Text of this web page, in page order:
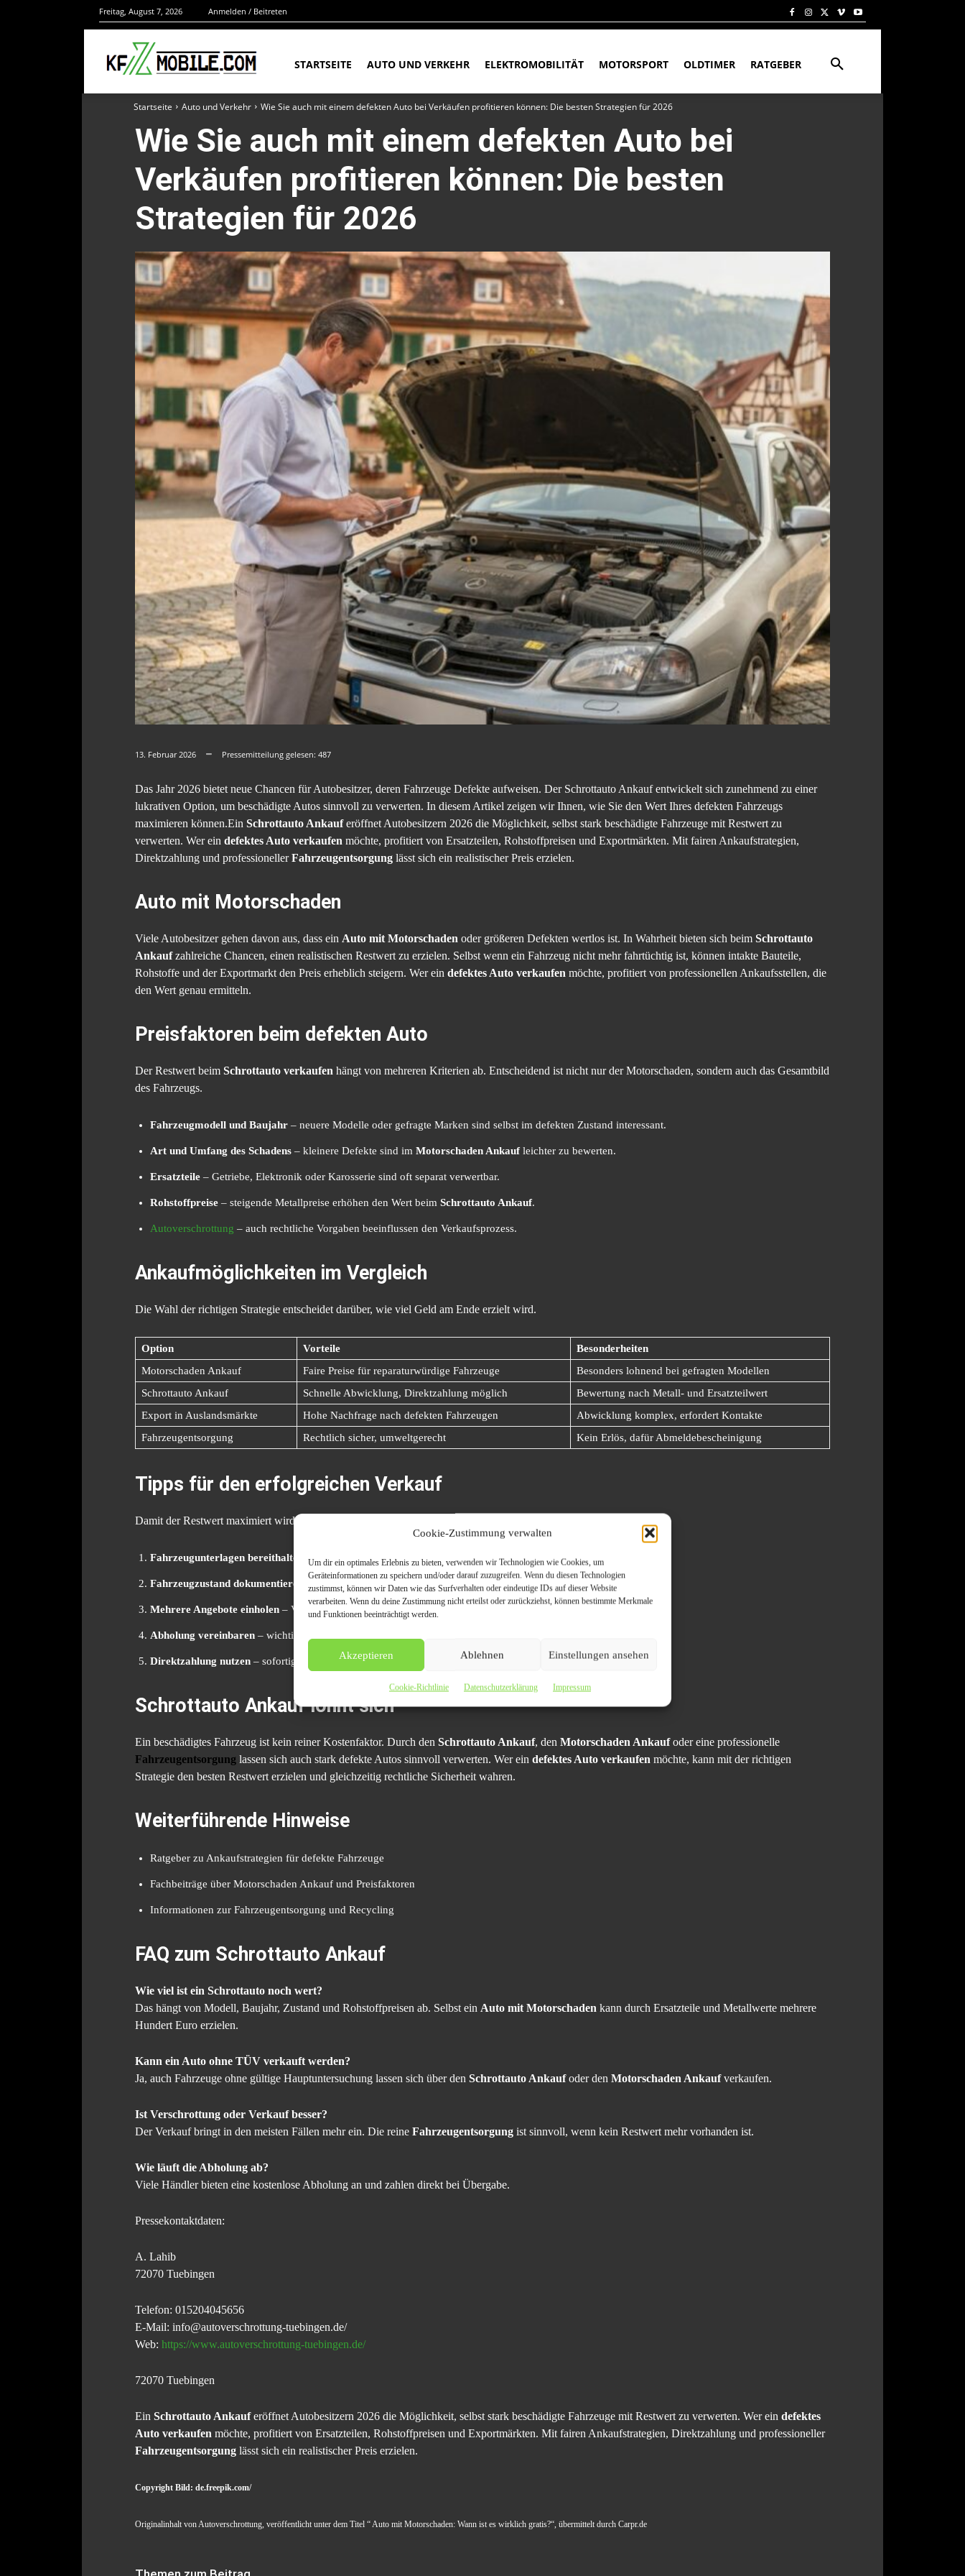
Cookie-Zustimmung verwalten
Um dir ein optimales Erlebnis zu bieten, verwenden wir Technologien wie Cookies, um
Geräteinformationen zu speichern und/oder darauf zuzugreifen. Wenn du diesen Technologien
zustimmst, können wir Daten wie das Surfverhalten oder eindeutige IDs auf dieser Website
verarbeiten. Wenn du deine Zustimmung nicht erteilst oder zurückziehst, können bestimmte Merkmale
und Funktionen beeinträchtigt werden.
Akzeptieren Ablehnen Einstellungen ansehen
Cookie-Richtlinie Datenschutzerklärung Impressum
Freitag, August 7, 2026 Anmelden / Beitreten
STARTSEITE AUTO UND VERKEHR ELEKTROMOBILITÄT MOTORSPORT OLDTIMER RATGEBER
Startseite Auto und Verkehr Wie Sie auch mit einem defekten Auto bei Verkäufen profitieren können: Die besten Strategien für 2026
Wie Sie auch mit einem defekten Auto bei
Verkäufen profitieren können: Die besten
Strategien für 2026
13. Februar 2026 Pressemitteilung gelesen: 487
Das Jahr 2026 bietet neue Chancen für Autobesitzer, deren Fahrzeuge Defekte aufweisen. Der Schrottauto Ankauf entwickelt sich zunehmend zu einer
lukrativen Option, um beschädigte Autos sinnvoll zu verwerten. In diesem Artikel zeigen wir Ihnen, wie Sie den Wert Ihres defekten Fahrzeugs
maximieren können.Ein Schrottauto Ankauferöffnet Autobesitzern 2026 die Möglichkeit, selbst stark beschädigte Fahrzeuge mit Restwert zu
verwerten. Wer ein defektes Auto verkaufen möchte, profitiert von Ersatzteilen, Rohstoffpreisen und Exportmärkten. Mit fairen Ankaufstrategien,
Direktzahlung und professionellerFahrzeugentsorgung lässt sich ein realistischer Preis erzielen.
Auto mit Motorschaden
Viele Autobesitzer gehen davon aus, dass ein Auto mit Motorschaden oder größeren Defekten wertlos ist. In Wahrheit bieten sich beim Schrottauto
Ankaufzahlreiche Chancen, einen realistischen Restwert zu erzielen. Selbst wenn ein Fahrzeug nicht mehr fahrtüchtig ist, können intakte Bauteile,
Rohstoffe und der Exportmarkt den Preis erheblich steigern. Wer ein defektes Auto verkaufen möchte, profitiert von professionellen Ankaufsstellen, die
den Wert genau ermitteln.
Preisfaktoren beim defekten Auto
Der Restwert beim Schrottauto verkaufen hängt von mehreren Kriterien ab. Entscheidend ist nicht nur der Motorschaden, sondern auch das Gesamtbild
des Fahrzeugs.
Fahrzeugmodell und Baujahr – neuere Modelle oder gefragte Marken sind selbst im defekten Zustand interessant.
Art und Umfang des Schadens – kleinere Defekte sind im Motorschaden Ankaufleichter zu bewerten.
Ersatzteile – Getriebe, Elektronik oder Karosserie sind oft separat verwertbar.
Rohstoffpreise – steigende Metallpreise erhöhen den Wert beim Schrottauto Ankauf.
Autoverschrottung – auch rechtliche Vorgaben beeinflussen den Verkaufsprozess.
Ankaufmöglichkeiten im Vergleich
Die Wahl der richtigen Strategie entscheidet darüber, wie viel Geld am Ende erzielt wird.
Option Vorteile
Besonderheiten
Motorschaden Ankauf
Faire Preise für reparaturwürdige Fahrzeuge
Besonders lohnend bei gefragten Modellen
Schrottauto Ankauf
Schnelle Abwicklung, Direktzahlung möglich
Bewertung nach Metall- und Ersatzteilwert
Export in Auslandsmärkte
Hohe Nachfrage nach defekten Fahrzeugen
Abwicklung komplex, erfordert Kontakte
Fahrzeugentsorgung
Rechtlich sicher, umweltgerecht Kein Erlös, dafür Abmeldebescheinigung
Tipps für den erfolgreichen Verkauf
Damit der Restwert maximiert wird, empfiehlt es sich, ein strukturiertes Vorgehen einzuhalten:
Fahrzeugunterlagen bereithalten – Zulassungsbescheinigung und Nachweise vorbereiten.
Fahrzeugzustand dokumentieren – Fotos und Schadensbeschreibung erhöhen die Transparenz.
Mehrere Angebote einholen – Vergleich sichert faire Preise.
Abholung vereinbaren – wichtig bei nicht fahrbereiten Fahrzeugen.
Direktzahlung nutzen – sofortige Auszahlung schafft Sicherheit.
Schrottauto Ankauf lohnt sich
Ein beschädigtes Fahrzeug ist kein reiner Kostenfaktor. Durch den Schrottauto Ankauf, den Motorschaden Ankaufoder eine professionelle
Fahrzeugentsorgung lassen sich auch stark defekte Autos sinnvoll verwerten. Wer ein defektes Auto verkaufen möchte, kann mit der richtigen
Strategie den besten Restwert erzielen und gleichzeitig rechtliche Sicherheit wahren.
Weiterführende Hinweise
Ratgeber zu Ankaufstrategien für defekte Fahrzeuge
Fachbeiträge über Motorschaden Ankauf und Preisfaktoren
Informationen zur Fahrzeugentsorgung und Recycling
FAQ zum Schrottauto Ankauf
Wie viel ist ein Schrottauto noch wert?
Das hängt von Modell, Baujahr, Zustand und Rohstoffpreisen ab. Selbst ein Auto mit Motorschaden kann durch Ersatzteile und Metallwerte mehrere
Hundert Euro erzielen.
Kann ein Auto ohne TÜV verkauft werden?
Ja, auch Fahrzeuge ohne gültige Hauptuntersuchung lassen sich über den Schrottauto Ankaufoder den Motorschaden Ankaufverkaufen.
Ist Verschrottung oder Verkauf besser?
Der Verkauf bringt in den meisten Fällen mehr ein. Die reine Fahrzeugentsorgung ist sinnvoll, wenn kein Restwert mehr vorhanden ist.
Wie läuft die Abholung ab?
Viele Händler bieten eine kostenlose Abholung an und zahlen direkt bei Übergabe.
Pressekontaktdaten:
A. Lahib
72070 Tuebingen
Telefon: 015204045656
E-Mail: info@autoverschrottung-tuebingen.de/
Web: https://www.autoverschrottung-tuebingen.de/
72070 Tuebingen
Ein Schrottauto Ankauferöffnet Autobesitzern 2026 die Möglichkeit, selbst stark beschädigte Fahrzeuge mit Restwert zu verwerten. Wer ein defektes
Auto verkaufen möchte, profitiert von Ersatzteilen, Rohstoffpreisen und Exportmärkten. Mit fairen Ankaufstrategien, Direktzahlung und professioneller
Fahrzeugentsorgung lässt sich ein realistischer Preis erzielen.
Copyright Bild: de.freepik.com/
Originalinhalt von Autoverschrottung, veröffentlicht unter dem Titel “ Auto mit Motorschaden: Wann ist es wirklich gratis?“, übermittelt durch Carpr.de